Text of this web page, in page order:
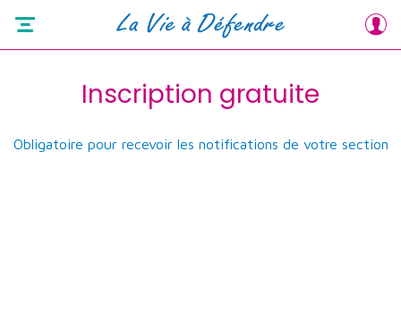
Inscription gratuite
Obligatoire pour recevoir les notifications de votre section